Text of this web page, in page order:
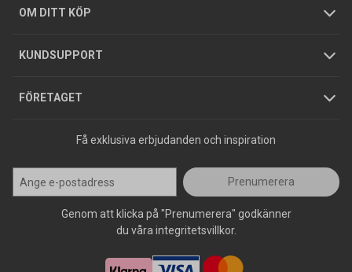
OM DITT KÖP
GDPR
KUNDSUPPORT
Köpguider
Varumärken
FÖRETAGET
Hållbarhet
Jobba hos oss
Press
Få exklusiva erbjudanden och inspiration
Prenumerera
Genom att klicka på "Prenumerera" godkänner
du våra integritetsvillkor.